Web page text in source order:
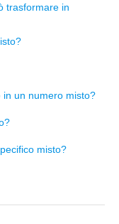
trasformare in
un numero misto?
misto?